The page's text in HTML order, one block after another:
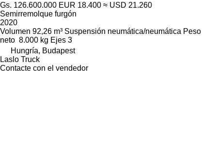
Gs. 126.600.000 EUR 18.400 ≈ USD 21.260
Semirremolque furgón
2020
Volumen 92,26 m³ Suspensión neumática/neumática Peso
neto 8.000 kg Ejes 3
Hungría, Budapest
Laslo Truck
Contacte con el vendedor